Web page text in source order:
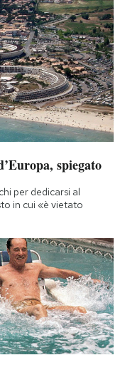
spiegato
per dedicarsi al
in cui «è vietato